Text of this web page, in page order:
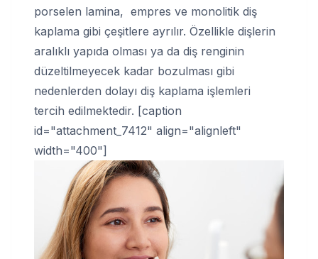
porselen lamina, empres ve monolitik diş
kaplama gibi çeşitlere ayrılır. Özellikle dişlerin
aralıklı yapıda olması ya da diş renginin
düzeltilmeyecek kadar bozulması gibi
nedenlerden dolayı diş kaplama işlemleri
tercih edilmektedir. [caption
id="attachment_7412" align="alignleft"
width="400"]